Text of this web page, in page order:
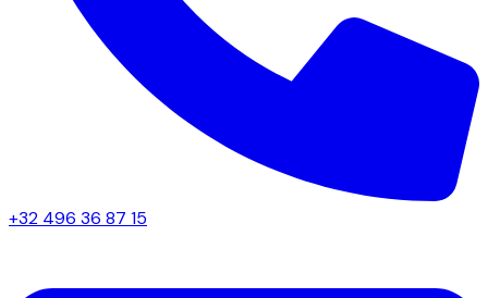
+32 496 36 87 15